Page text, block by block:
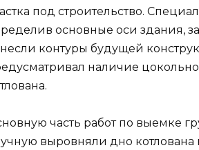
под строительство.
основные оси здания,
контуры будущей
наличие
часть работ по выемке
выровняли дно котлована